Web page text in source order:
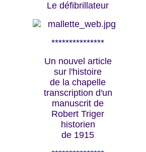
Le défibrillateur
***************
Un nouvel article
sur l'histoire
de la chapelle
transcription d'un
manuscrit de
Robert Triger
historien
de 1915